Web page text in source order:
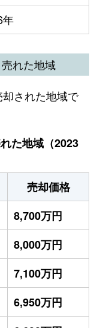
年
れた地域
された地域で
た地域（2023
売却価格
8,700万円
8,000万円
7,100万円
6,950万円